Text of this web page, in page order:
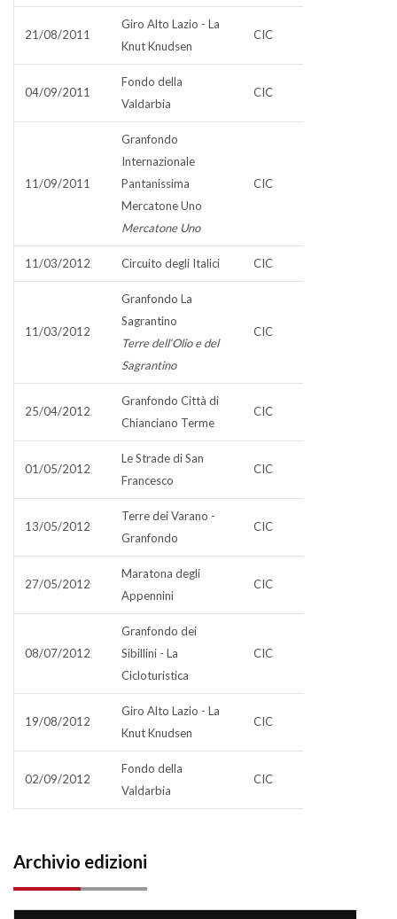
21/08/2011
Giro Alto Lazio - La
Knut Knudsen
CIC
04/09/2011
Fondo della
Valdarbia
CIC
11/09/2011
Granfondo
Internazionale
Pantanissima
Mercatone Uno
Mercatone Uno
CIC
11/03/2012 Circuito degli Italici CIC
11/03/2012
Granfondo La
Sagrantino
Terre dell‘Olio e del
Sagrantino
CIC
25/04/2012
Granfondo Città di
Chianciano Terme
CIC
01/05/2012
Le Strade di San
Francesco
CIC
13/05/2012
Terre dei Varano -
Granfondo
CIC
27/05/2012
Maratona degli
Appennini
CIC
08/07/2012
Granfondo dei
Sibillini - La
Cicloturistica
CIC
19/08/2012
Giro Alto Lazio - La
Knut Knudsen
CIC
02/09/2012
Fondo della
Valdarbia
CIC
Archivio edizioni